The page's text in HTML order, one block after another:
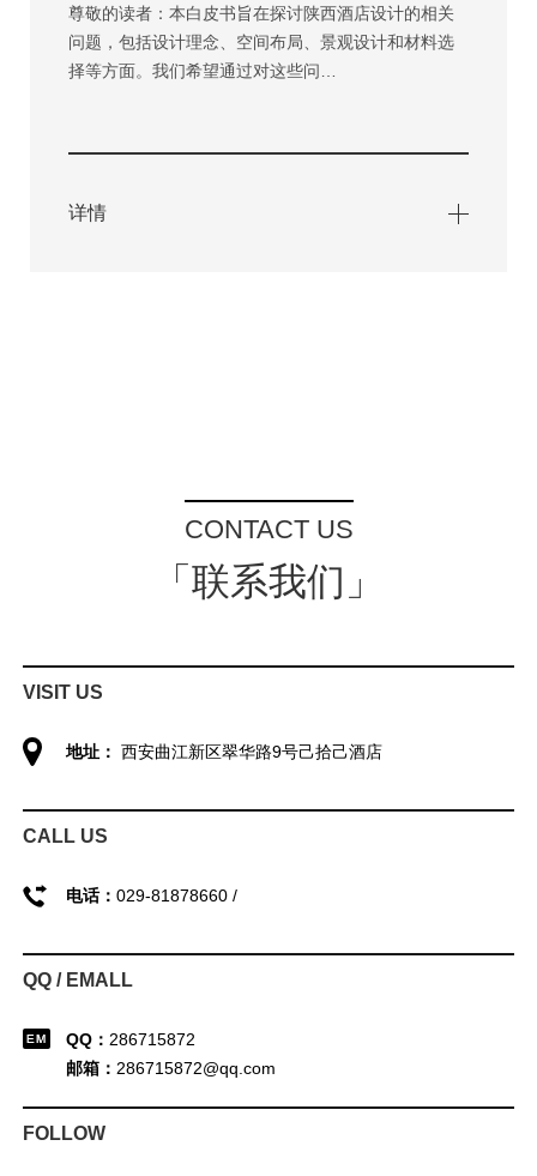
尊敬的读者：本白皮书旨在探讨陕西酒店设计的相关
问题，包括设计理念、空间布局、景观设计和材料选
择等方面。我们希望通过对这些问…
详情
CONTACT US
「联系我们」
VISIT US
地址： 西安曲江新区翠华路9号己拾己酒店
CALL US
电话： 029-81878660 /
QQ / EMALL
QQ： 286715872
邮箱： 286715872@qq.com
FOLLOW